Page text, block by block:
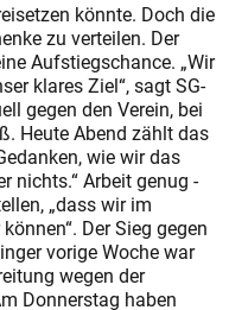
könnte. Doch die
zu verteilen. Der
Aufstiegschance. „Wir
klares Ziel“, sagt SG-
gegen den Verein, bei
Heute Abend zählt das
wie wir das
nichts.“ Arbeit genug -
„dass wir im
Der Sieg gegen
vorige Woche war
wegen der
Donnerstag haben